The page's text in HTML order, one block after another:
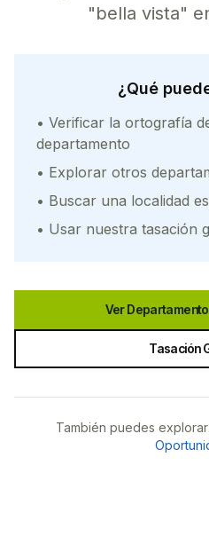
"bella vista"
¿Qué
• Verificar la ortografía
departamento
• Explorar otros
• Buscar una localidad
• Usar nuestra tasación
Ver
Tasación
También puedes explorar: